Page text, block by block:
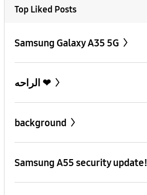
Top Liked Posts
Samsung Galaxy A35 5G
الراحه ❤
background
Samsung A55 security update!